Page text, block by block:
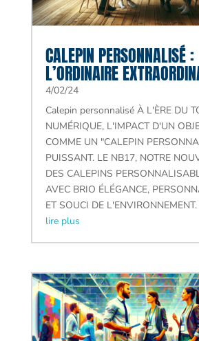
CALEPIN PERSONNALISÉ :
L’ORDINAIRE
4/02/24
Calepin personnalisé À L'ÈRE DU
NUMÉRIQUE, L'IMPACT D'UN
COMME UN "CALEPIN
PUISSANT. LE NB17, NOTRE
DES CALEPINS
AVEC BRIO ÉLÉGANCE,
ET SOUCI DE
lire plus